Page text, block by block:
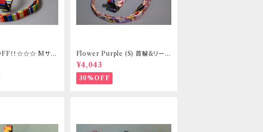
！！☆☆☆ Mサイ
ット _ フントヒュ
Flower Purple (S) 首輪&リード
セット _ 小型犬・小柄な中型犬向
き _ フントヒュッテオリジナル
¥4,043
30%OFF